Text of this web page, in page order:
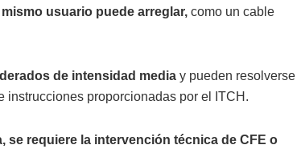
usuario puede arreglar, como un cable
de intensidad media y pueden resolverse
proporcionadas por el ITCH.
requiere la intervención técnica de CFE o